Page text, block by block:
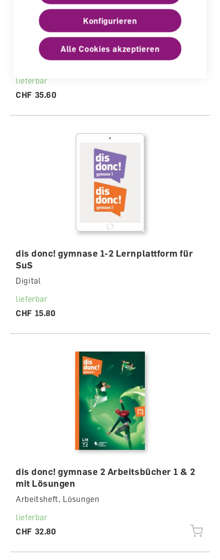
dis donc! gymnase 1-2 Lernplattform für
LP mit Kommentar
Begleitband für Lehrperson, Digital
lieferbar
CHF 35.60
dis donc! gymnase 1-2 Lernplattform für
SuS
Digital
lieferbar
CHF 15.80
dis donc! gymnase 2 Arbeitsbücher 1 & 2
mit Lösungen
Arbeitsheft, Lösungen
lieferbar
CHF 32.80
Konfigurieren
Alle Cookies akzeptieren